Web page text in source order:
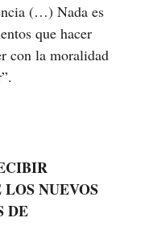
(…) Nada es
que hacer
con la moralidad
NUEVOS
DE